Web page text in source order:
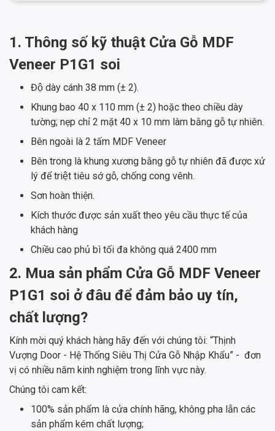
1. Thông số kỹ thuật Cửa Gỗ MDF
Veneer P1G1 soi
Độ dày cánh 38 mm (± 2).
Khung bao 40 x 110 mm (± 2) hoặc theo chiều dày
tường; nẹp chỉ 2 mặt 40 x 10 mm làm bằng gỗ tự nhiên.
Bên ngoài là 2 tấm MDF Veneer
Bên trong là khung xương bằng gỗ tự nhiên đã được xử
lý để triệt tiêu sớ gỗ, chống cong vênh.
Sơn hoàn thiện.
Kích thước được sản xuất theo yêu cầu thực tế của
khách hàng
Chiều cao phủ bì tối đa không quá 2400 mm
2. Mua sản phẩm Cửa Gỗ MDF Veneer
P1G1 soi ở đâu để đảm bảo uy tín,
chất lượng?
Kính mời quý khách hàng hãy đến với chúng tôi: “Thịnh
Vượng Door - Hệ Thống Siêu Thị Cửa Gỗ Nhập Khẩu” - đơn
vị có nhiều năm kinh nghiệm trong lĩnh vực này.
Chúng tôi cam kết:
100% sản phẩm là cửa chính hãng, không pha lẫn các
sản phẩm kém chất lượng;